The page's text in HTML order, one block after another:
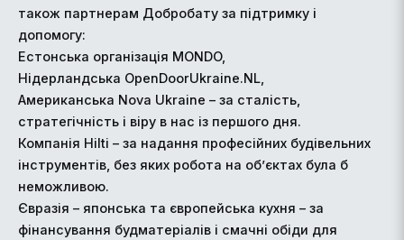
також партнерам Добробату за підтримку і
допомогу:
Естонська організація MONDO,
Нідерландська OpenDoorUkraine.NL,
Американська Nova Ukraine – за сталість,
стратегічність і віру в нас із першого дня.
Компанія Hilti – за надання професійних будівельних
інструментів, без яких робота на об’єктах була б
неможливою.
Євразія – японська та європейська кухня – за
фінансування будматеріалів і смачні обіди для